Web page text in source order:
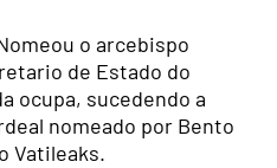
o arcebispo
de Estado do
ocupa, sucedendo a
nomeado por Bento
Vatileaks.